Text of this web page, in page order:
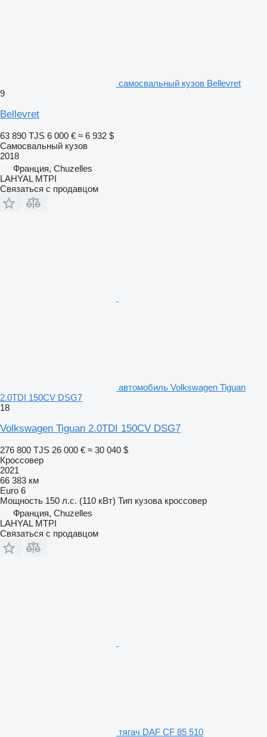
самосвальный кузов Bellevret
9
Bellevret
63 890 TJS 6 000 € ≈ 6 932 $
Самосвальный кузов
2018
Франция, Chuzelles
LAHYAL MTPI
Связаться с продавцом
автомобиль Volkswagen Tiguan
2.0TDI 150CV DSG7
18
Volkswagen Tiguan 2.0TDI 150CV DSG7
276 800 TJS 26 000 € ≈ 30 040 $
Кроссовер
2021
66 383 км
Euro 6
Мощность 150 л.с. (110 кВт) Тип кузова кроссовер
Франция, Chuzelles
LAHYAL MTPI
Связаться с продавцом
тягач DAF CF 85 510